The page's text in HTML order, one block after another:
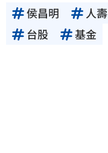
侯昌明 人壽
台股
基金